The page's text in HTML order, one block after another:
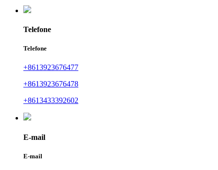
Telefone
Telefone
+8613923676477
+8613923676478
+8613433392602
E-mail
E-mail